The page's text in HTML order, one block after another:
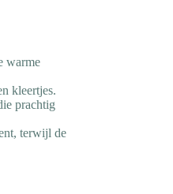
warme
kleertjes.
prachtig
terwijl de